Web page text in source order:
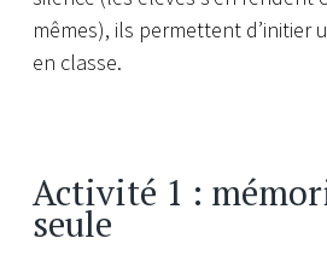
mêmes), ils permettent d’initier
en classe.
Activité 1 :
seule